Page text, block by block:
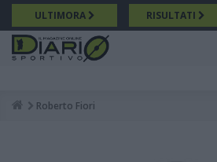
Salta
al
contenuto
principale
ULTIMORA RISULTATI
Breadcrumb
Roberto Fiori